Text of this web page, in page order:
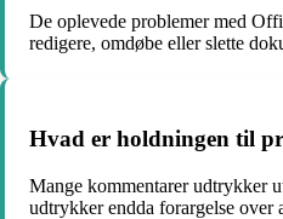
De oplevede problemer med
redigere, omdøbe eller slette
Hvad er holdningen til
Mange kommentarer udtrykker
udtrykker endda forargelse over